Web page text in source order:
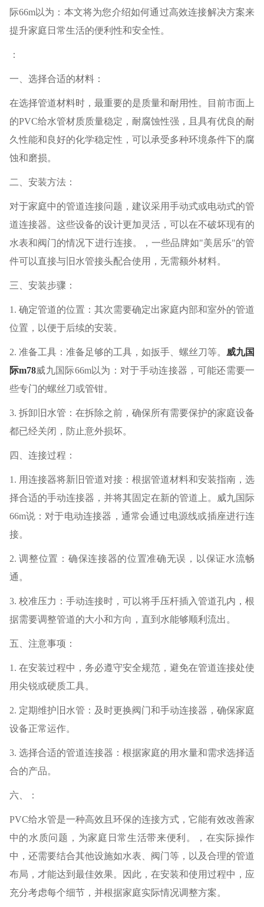
际66m以为：本文将为您介绍如何通过高效连接解决方案来
提升家庭日常生活的便利性和安全性。
：
一、选择合适的材料：
在选择管道材料时，最重要的是质量和耐用性。目前市面上
的PVC给水管材质质量稳定，耐腐蚀性强，且具有优良的耐
久性能和良好的化学稳定性，可以承受多种环境条件下的腐
蚀和磨损。
二、安装方法：
对于家庭中的管道连接问题，建议采用手动式或电动式的管
道连接器。这些设备的设计更加灵活，可以在不破坏现有的
水表和阀门的情况下进行连接。，一些品牌如"美居乐"的管
件可以直接与旧水管接头配合使用，无需额外材料。
三、安装步骤：
1. 确定管道的位置：其次需要确定出家庭内部和室外的管道
位置，以便于后续的安装。
2. 准备工具：准备足够的工具，如扳手、螺丝刀等。 威九国
际m78威九国际66m以为：对于手动连接器，可能还需要一
些专门的螺丝刀或管钳。
3. 拆卸旧水管：在拆除之前，确保所有需要保护的家庭设备
都已经关闭，防止意外损坏。
四、连接过程：
1. 用连接器将新旧管道对接：根据管道材料和安装指南，选
择合适的手动连接器，并将其固定在新的管道上。威九国际
66m说：对于电动连接器，通常会通过电源线或插座进行连
接。
2. 调整位置：确保连接器的位置准确无误，以保证水流畅
通。
3. 校准压力：手动连接时，可以将手压杆插入管道孔内，根
据需要调整管道的大小和方向，直到水能够顺利流出。
五、注意事项：
1. 在安装过程中，务必遵守安全规范，避免在管道连接处使
用尖锐或硬质工具。
2. 定期维护旧水管：及时更换阀门和手动连接器，确保家庭
设备正常运作。
3. 选择合适的管道连接器：根据家庭的用水量和需求选择适
合的产品。
六、：
PVC给水管是一种高效且环保的连接方式，它能有效改善家
中的水质问题，为家庭日常生活带来便利。，在实际操作
中，还需要结合其他设施如水表、阀门等，以及合理的管道
布局，才能达到最佳效果。因此，在安装和使用过程中，应
充分考虑每个细节，并根据家庭实际情况调整方案。